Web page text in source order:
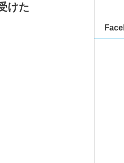
けた